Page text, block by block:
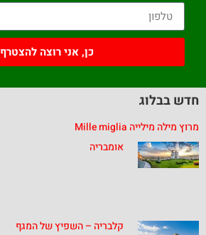
כן, אני רוצה להצטרף
חדש בבלוג
מרוץ מילה מילייה Mille miglia
אומבריה
קלבריה – השפיץ של המגף